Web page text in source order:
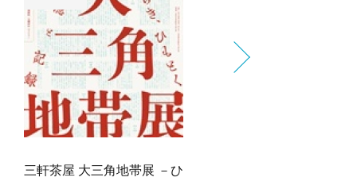
三軒茶屋 大三角地帯展 －ひ